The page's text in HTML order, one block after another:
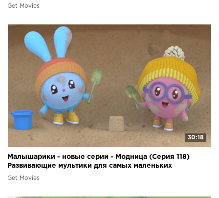
Get Movies
30:18
Малышарики - новые серии - Модница (Серия 118)
Развивающие мультики для самых маленьких
Get Movies